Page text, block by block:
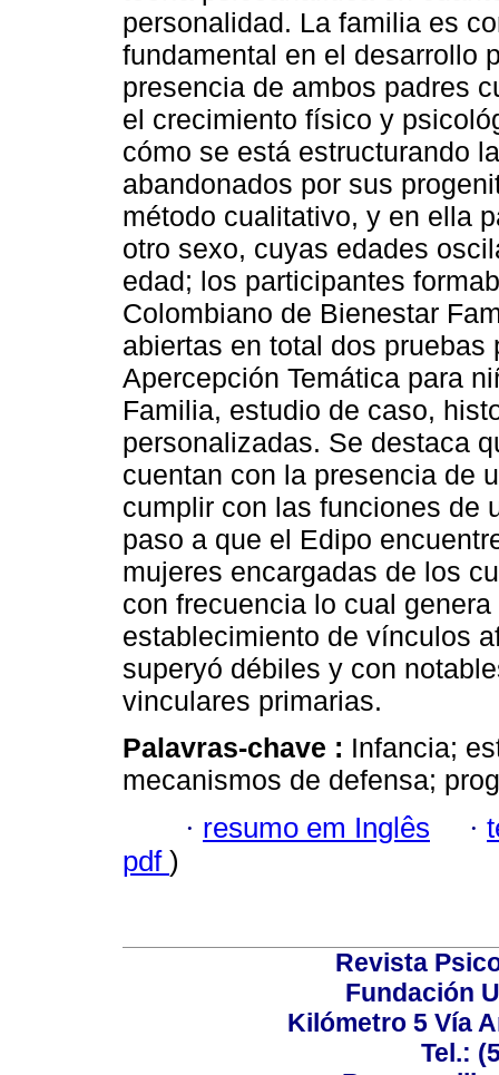
personalidad. La familia es
fundamental en el desarrollo
presencia de ambos padres
el crecimiento físico y
cómo se está estructurando
abandonados por sus
método cualitativo, y en ella
otro sexo, cuyas edades
edad; los participantes
Colombiano de Bienestar
abiertas en total dos pruebas
Apercepción Temática para
Familia, estudio de caso,
personalizadas. Se destaca
cuentan con la presencia de
cumplir con las funciones de
paso a que el Edipo
mujeres encargadas de los
con frecuencia lo cual
establecimiento de vínculos
superyó débiles y con
vinculares primarias.
Palavras-chave : Infancia;
mecanismos de defensa;
· resumo em Inglês ·
pdf )
Revista
Fundación
Kilómetro 5 Vía
Tel.: